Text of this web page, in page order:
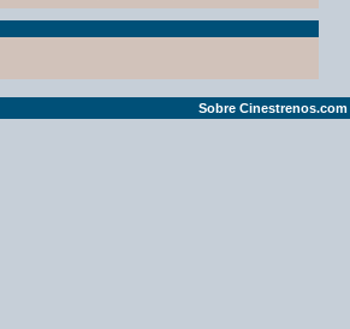
Sobre Cinestrenos.com